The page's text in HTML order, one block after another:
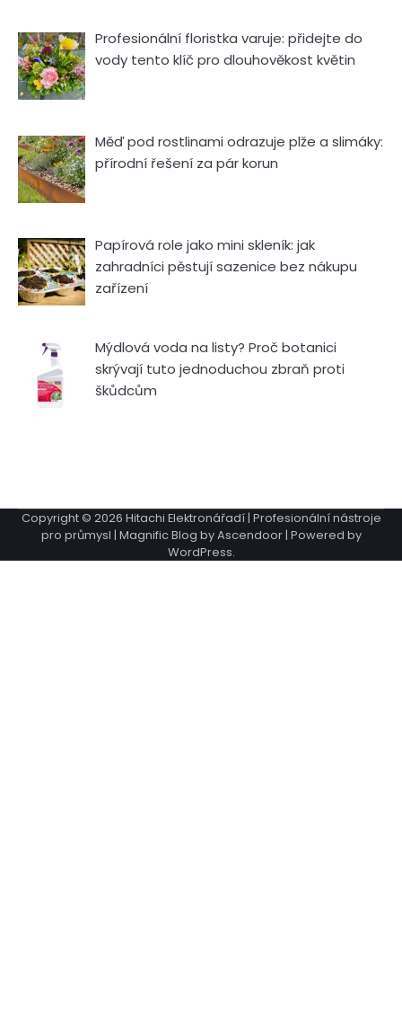
Profesionální floristka varuje: přidejte do
vody tento klíč pro dlouhověkost květin
Měď pod rostlinami odrazuje plže a slimáky:
přírodní řešení za pár korun
Papírová role jako mini skleník: jak
zahradníci pěstují sazenice bez nákupu
zařízení
Mýdlová voda na listy? Proč botanici
skrývají tuto jednoduchou zbraň proti
škůdcům
Copyright © 2026 Hitachi Elektronářadí | Profesionální nástroje
pro průmysl | Magnific Blog byAscendoor| Powered by
WordPress.